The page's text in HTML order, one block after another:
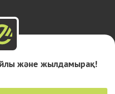
және жылдамырақ!